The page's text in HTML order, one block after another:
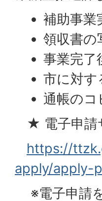
補助事業
領収書の
事業完了
市に対す
通帳のコ
★ 電子申請
https://
apply/apply-
※電子申請